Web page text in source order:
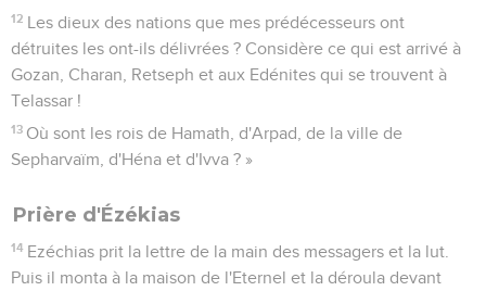
12 Les dieux des nations que mes prédécesseurs ont
détruites les ont-ils délivrées ? Considère ce qui est arrivé à
Gozan, Charan, Retseph et aux Edénites qui se trouvent à
Telassar !
13 Où sont les rois de Hamath, d'Arpad, de la ville de
Sepharvaïm, d'Héna et d'Ivva ? »
Prière d'Ézékias
14 Ezéchias prit la lettre de la main des messagers et la lut.
Puis il monta à la maison de l'Eternel et la déroula devant